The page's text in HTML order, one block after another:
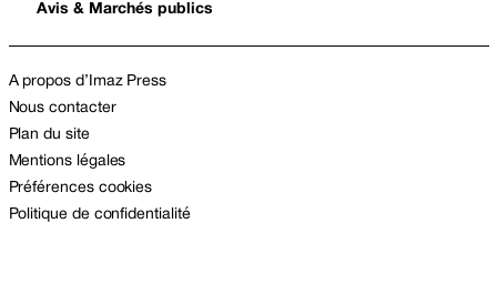
Avis & Marchés publics
A propos d’Imaz Press
Nous contacter
Plan du site
Mentions légales
Préférences cookies
Politique de confidentialité